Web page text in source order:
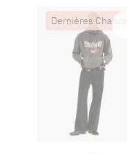
Dernières Chances